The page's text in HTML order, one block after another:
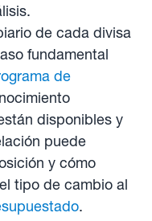
de cada divisa
fundamental
de
disponibles y
puede
y cómo
tipo de cambio al
.